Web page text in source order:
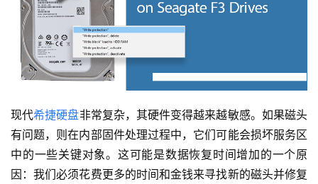
现代希捷硬盘非常复杂，其硬件变得越来越敏感。如果磁头
有问题，则在内部固件处理过程中，它们可能会损坏服务区
中的一些关键对象。这可能是数据恢复时间增加的一个原
因：我们必须花费更多的时间和金钱来寻找新的磁头并修复